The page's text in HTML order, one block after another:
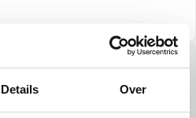
Details Over